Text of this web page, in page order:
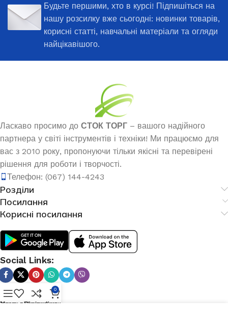
Будьте першими, хто в курсі! Підпишіться на
нашу розсилку вже сьогодні: новинки товарів,
корисні статті, навчальні матеріали та огляди
найцікавішого.
Ласкаво просимо до СТОК ТОРГ – вашого надійного
партнера у світі інструментів і техніки! Ми працюємо для
вас з 2010 року, пропонуючи тільки якісні та перевірені
рішення для роботи і творчості.
Телефон: (067) 144-4243
Розділи
Посилання
Корисні посилання
Social Links:
Меню побажань
Порівняння
0
Кошик